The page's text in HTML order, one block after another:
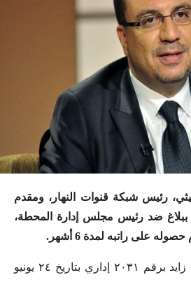
رئيس شبكة قنوات النهار، ومقدم
ببلاغ ضد رئيس مجلس إدارة المحطة،
على راتبه لمدة 6 أشهر.
وتم تحرير محضر بقسم زايد برقم ٢٠٣١ إداري بتاريخ ٢٤ يونيو